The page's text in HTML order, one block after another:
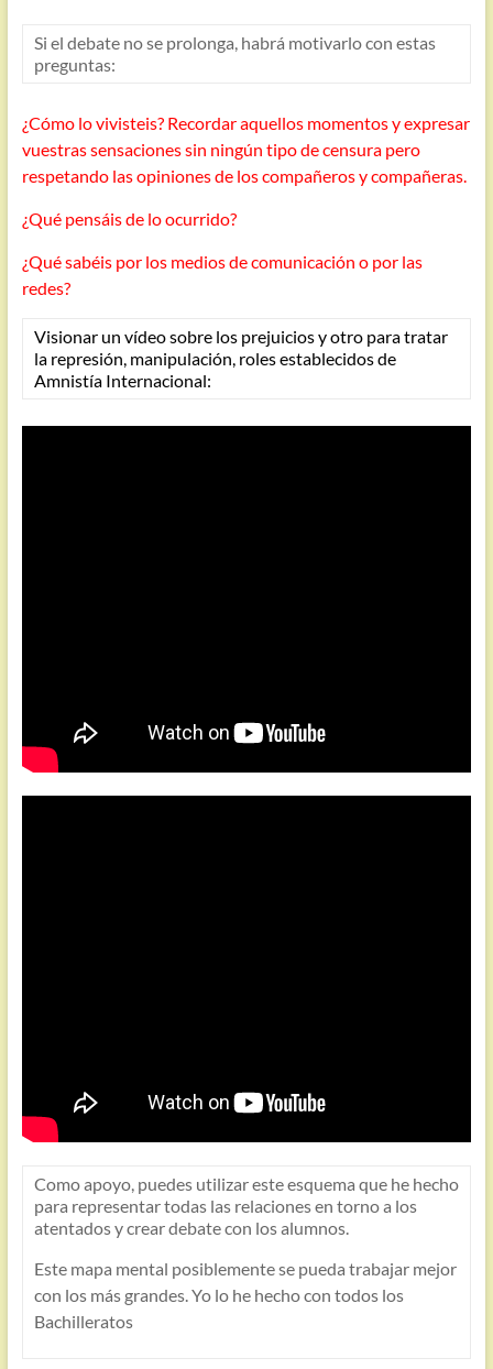
Si el debate no se prolonga, habrá motivarlo con estas
preguntas:
¿Cómo lo vivisteis? Recordar aquellos momentos y expresar
vuestras sensaciones sin ningún tipo de censura pero
respetando las opiniones de los compañeros y compañeras.
¿Qué pensáis de lo ocurrido?
¿Qué sabéis por los medios de comunicación o por las
redes?
Visionar un vídeo sobre los prejuicios y otro para tratar
la represión, manipulación, roles establecidos de
Amnistía Internacional:
Como apoyo, puedes utilizar este esquema que he hecho
para representar todas las relaciones en torno a los
atentados y crear debate con los alumnos.
Este mapa mental posiblemente se pueda trabajar mejor
con los más grandes. Yo lo he hecho con todos los
Bachilleratos